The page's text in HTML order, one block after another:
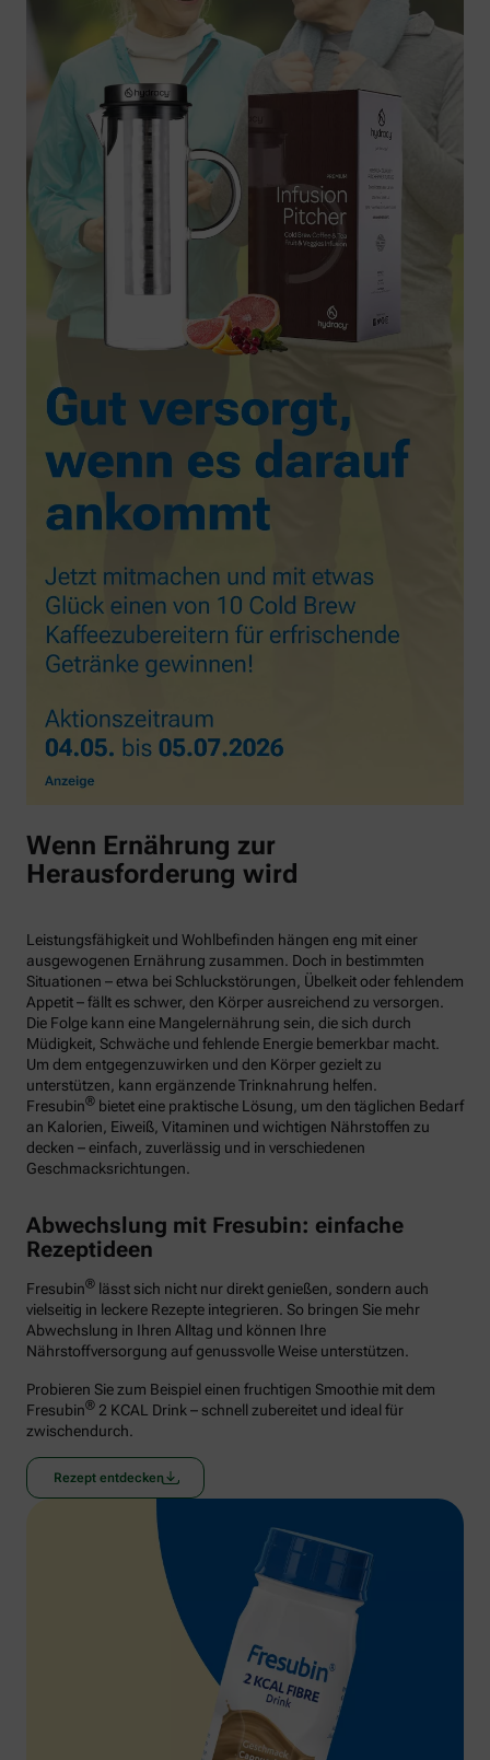
Wenn Ernährung zur
Herausforderung wird
Leistungsfähigkeit und Wohlbefinden hängen eng mit einer
ausgewogenen Ernährung zusammen. Doch in bestimmten
Situationen – etwa bei Schluckstörungen, Übelkeit oder fehlendem
Appetit – fällt es schwer, den Körper ausreichend zu versorgen.
Die Folge kann eine Mangelernährung sein, die sich durch
Müdigkeit, Schwäche und fehlende Energie bemerkbar macht.
Um dem entgegenzuwirken und den Körper gezielt zu
unterstützen, kann ergänzende Trinknahrung helfen.
Fresubin® bietet eine praktische Lösung, um den täglichen Bedarf
an Kalorien, Eiweiß, Vitaminen und wichtigen Nährstoffen zu
decken – einfach, zuverlässig und in verschiedenen
Geschmacksrichtungen.
Abwechslung mit Fresubin: einfache
Rezeptideen
Fresubin® lässt sich nicht nur direkt genießen, sondern auch
vielseitig in leckere Rezepte integrieren. So bringen Sie mehr
Abwechslung in Ihren Alltag und können Ihre
Nährstoffversorgung auf genussvolle Weise unterstützen.
Probieren Sie zum Beispiel einen fruchtigen Smoothie mit dem
Fresubin® 2 KCAL Drink – schnell zubereitet und ideal für
zwischendurch.
Rezept entdecken